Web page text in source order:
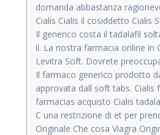
domanda abbastanza
Cialis Cialis il cosiddetto Cialis
Il generico costa il tadalafil
il. La nostra farmacia online in
Levitra Soft. Dovrete
Il farmaco generico prodotto
approvata dall soft tabs. Cialis
farmacias acquisto Cialis
C una restrizione di et per
Originale Che cosa Viagra